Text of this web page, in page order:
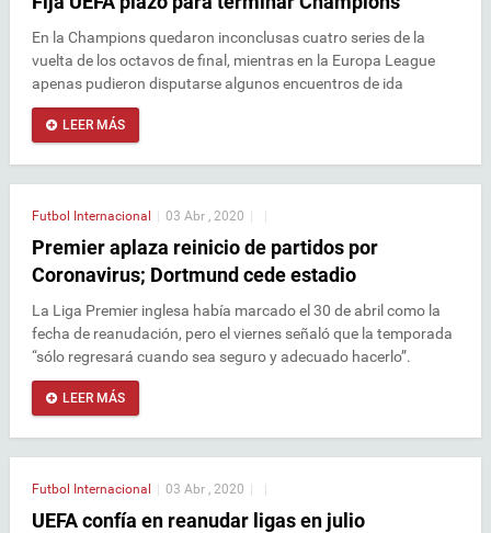
En la Champions quedaron inconclusas cuatro series de la
vuelta de los octavos de final, mientras en la Europa League
apenas pudieron disputarse algunos encuentros de ida
LEER MÁS
Futbol Internacional 03 Abr , 2020
Premier aplaza reinicio de partidos por
Coronavirus; Dortmund cede estadio
La Liga Premier inglesa había marcado el 30 de abril como la
fecha de reanudación, pero el viernes señaló que la temporada
“sólo regresará cuando sea seguro y adecuado hacerlo”.
LEER MÁS
Futbol Internacional 03 Abr , 2020
UEFA confía en reanudar ligas en julio